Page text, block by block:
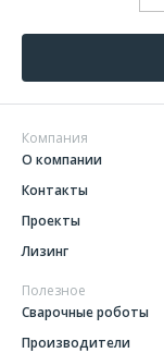
Компания
О компании
Контакты
Проекты
Лизинг
Полезное
Сварочные роботы
Производители